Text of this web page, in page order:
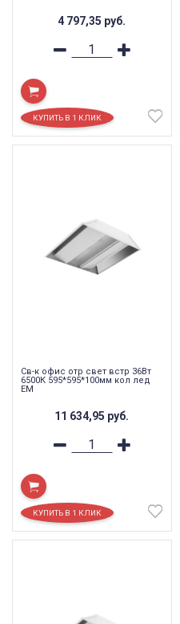
4 797,35 руб.
Св-к офис отр свет встр 36Вт
6500К 595*595*100мм кол лед
EM
11 634,95 руб.